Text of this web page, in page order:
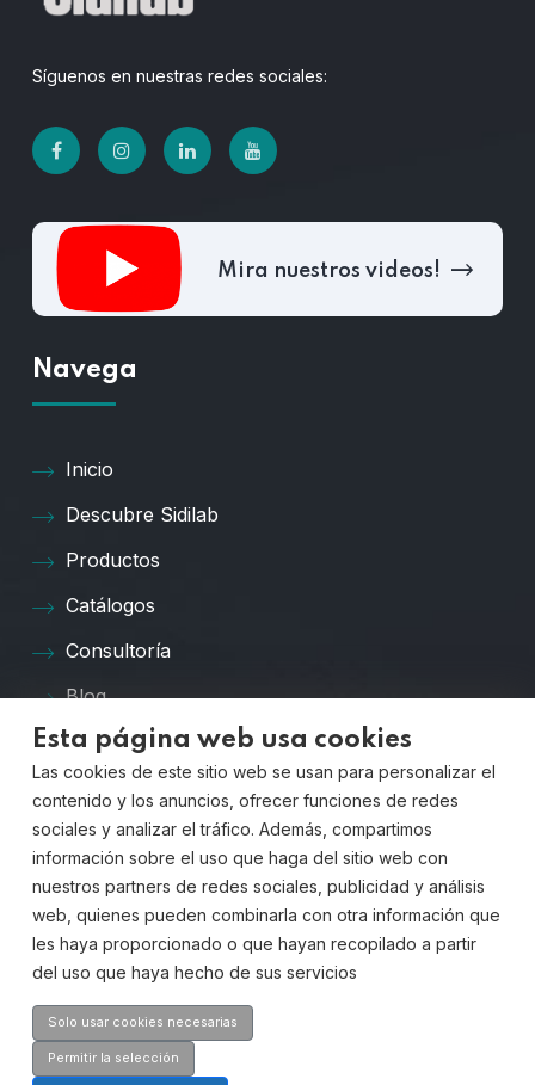
Síguenos en nuestras redes sociales:
Mira nuestros videos!
Navega
Inicio
Descubre Sidilab
Productos
Catálogos
Consultoría
Blog
Preguntas Frecuentes
Contacto
Contáctanos
Dirección:
Teléfono
Esta página web usa cookies
Las cookies de este sitio web se usan para personalizar el
contenido y los anuncios, ofrecer funciones de redes
sociales y analizar el tráfico. Además, compartimos
información sobre el uso que haga del sitio web con
nuestros partners de redes sociales, publicidad y análisis
web, quienes pueden combinarla con otra información que
les haya proporcionado o que hayan recopilado a partir
del uso que haya hecho de sus servicios
Solo usar cookies necesarias
Permitir la selección